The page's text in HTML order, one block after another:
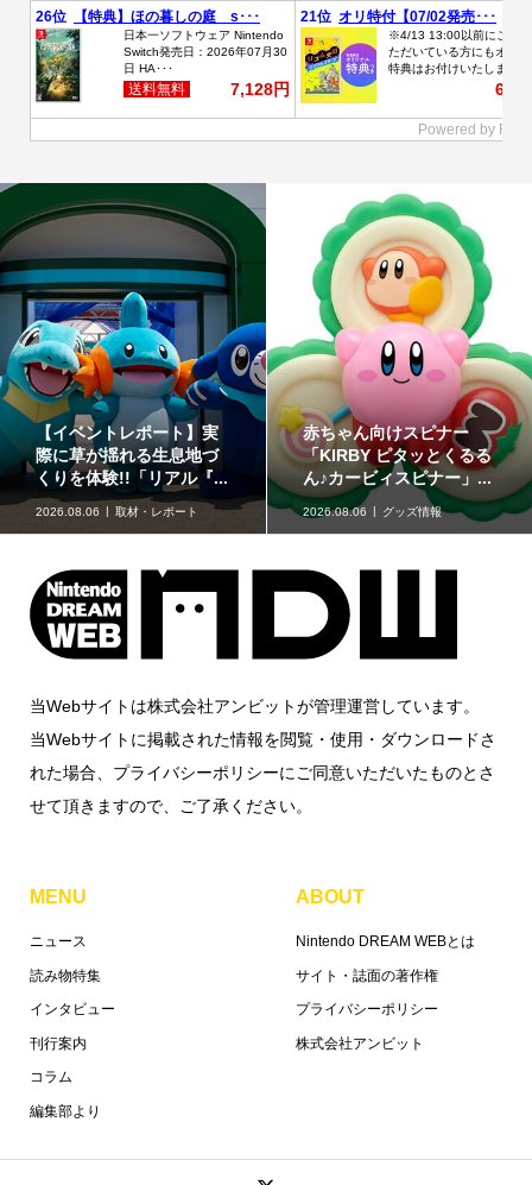
どうぶつたちと楽しむ12
色のコスメ「ポンデクル
ール どうぶつの森 マル...
2026.08.06 グッズ情報
「星たべよ」に「ポケモ
ン」のハロウィンデザイ
ンが登場！8月17日発売
2026.08.06 グッズ情報
当Webサイトは株式会社アンビットが管理運営しています。
当Webサイトに掲載された情報を閲覧・使用・ダウンロードさ
れた場合、プライバシーポリシーにご同意いただいたものとさ
せて頂きますので、ご了承ください。
MENU
ニュース
読み物特集
インタビュー
刊行案内
コラム
編集部より
ABOUT
Nintendo DREAM WEBとは
サイト・誌面の著作権
プライバシーポリシー
株式会社アンビット